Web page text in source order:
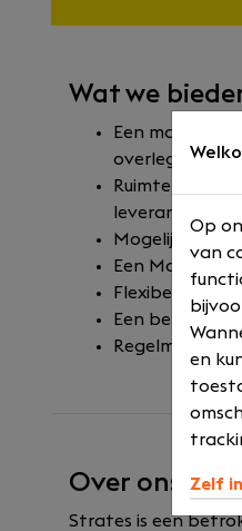
Wat we
Een
overleg
Ruimte voor
Mogelijkheid
Een MacBook
Flexibele en
Een betrokken
Regelmatige
Over ons
Strates is een
Op
van
en
Zelf